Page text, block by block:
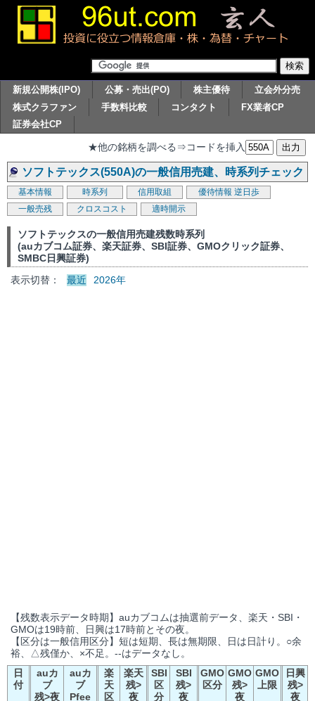
新規公開株(IPO) 公募・売出(PO) 株主優待
立会外分売
株式クラファン
手数料比較 コンタクト
FX業者CP
証券会社CP
★他の銘柄を調べる⇒コードを挿入
ソフトテックス(550A)の一般信用売建、時系列チェック
基本情報 時系列 信用取組 優待情報 逆日歩
一般売残
クロスコスト 適時開示
ソフトテックスの一般信用売建残数時系列
(auカブコム証券、楽天証券、SBI証券、GMOクリック証券、
SMBC日興証券)
表示切替：
最近 2026年
【残数表示データ時期】auカブコムは抽選前データ、楽天・SBI・
GMOは19時前、日興は17時前とその夜。
【区分は一般信用区分】短は短期、長は無期限、日は日計り。○余
裕、△残僅か、×不足。--はデータなし。
日
付
auカ
ブ
残>夜
auカ
ブ
Pfee
楽
天
区
楽天
残>
夜
SBI
区
分
SBI
残>
夜
GMO
区分
GMO
残>
夜
GMO
上限
日興
残>
夜